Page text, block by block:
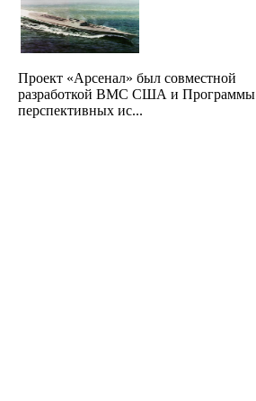
Проект «Арсенал» был совместной
разработкой ВМС США и Программы
перспективных ис...